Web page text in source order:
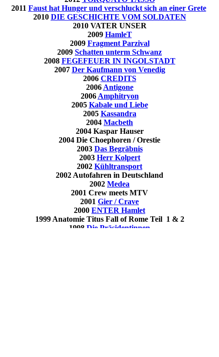
2011 Faust hat Hunger und verschluckt sich an einer Grete
2010 DIE GESCHICHTE VOM SOLDATEN
2010 VATER UNSER
2009 HamleT
2009 Fragment Parzival
2009 Schatten unterm Schwanz
2008 FEGEFEUER IN INGOLSTADT
2007 Der Kaufmann von Venedig
2006 CREDITS
2006 Antigone
2006 Amphitryon
2005 Kabale und Liebe
2005 Kassandra
2004 Macbeth
2004 Kaspar Hauser
2004 Die Choephoren / Orestie
2003 Das Begräbnis
2003 Herr Kolpert
2002 Kühltransport
2002 Autofahren in Deutschland
2002 Medea
2001 Crew meets MTV
2001 Gier / Crave
2000 ENTER Hamlet
1999 Anatomie Titus Fall of Rome Teil 1 & 2
1998 Die Präsidentinnen